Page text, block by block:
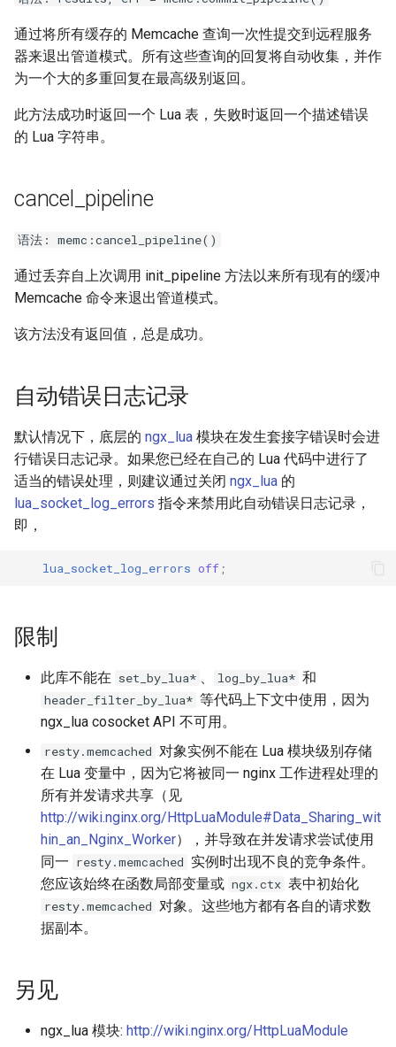
通过将所有缓存的 Memcache 查询一次性提交到远程服务
器来退出管道模式。所有这些查询的回复将自动收集，并作
为一个大的多重回复在最高级别返回。
此方法成功时返回一个 Lua 表，失败时返回一个描述错误
的 Lua 字符串。
cancel_pipeline
语法: memc:cancel_pipeline()
通过丢弃自上次调用 init_pipeline 方法以来所有现有的缓冲
Memcache 命令来退出管道模式。
该方法没有返回值，总是成功。
自动错误日志记录
默认情况下，底层的 ngx_lua 模块在发生套接字错误时会进
行错误日志记录。如果您已经在自己的 Lua 代码中进行了
适当的错误处理，则建议通过关闭 ngx_lua 的
lua_socket_log_errors 指令来禁用此自动错误日志记录，
即，
lua_socket_log_errors off ;
限制
此库不能在 set_by_lua* 、 log_by_lua* 和
header_filter_by_lua* 等代码上下文中使用，因为
ngx_lua cosocket API 不可用。
resty.memcached 对象实例不能在 Lua 模块级别存储
在 Lua 变量中，因为它将被同一 nginx 工作进程处理的
所有并发请求共享（见
http://wiki.nginx.org/HttpLuaModule#Data_Sharing_wit
hin_an_Nginx_Worker），并导致在并发请求尝试使用
同一 resty.memcached 实例时出现不良的竞争条件。
您应该始终在函数局部变量或 ngx.ctx 表中初始化
resty.memcached 对象。这些地方都有各自的请求数
据副本。
另见
ngx_lua 模块: http://wiki.nginx.org/HttpLuaModule